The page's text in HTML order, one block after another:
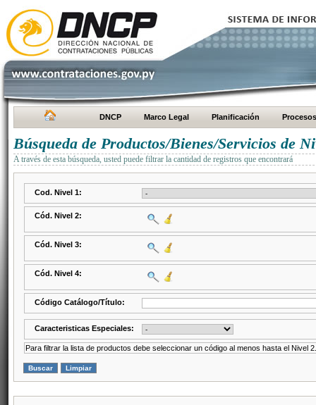
DNCP Marco Legal Planificación Procesos
Búsqueda de Productos/Bienes/Servicios de
A través de esta búsqueda, usted puede filtrar la cantidad de registros que encontrará
Cod. Nivel 1:
Cód. Nivel 2:
Cód. Nivel 3:
Cód. Nivel 4:
Código Catálogo/Título:
Caracteristicas Especiales:
Para filtrar la lista de productos debe seleccionar un código al menos hasta el Nivel 2.